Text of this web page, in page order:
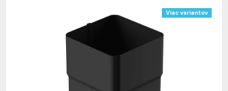
Viac variantov